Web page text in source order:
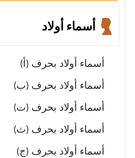
أسماء أولاد
أسماء أولاد بحرف (أ)
أسماء أولاد بحرف (ب)
أسماء أولاد بحرف (ت)
أسماء أولاد بحرف (ث)
أسماء أولاد بحرف (ج)